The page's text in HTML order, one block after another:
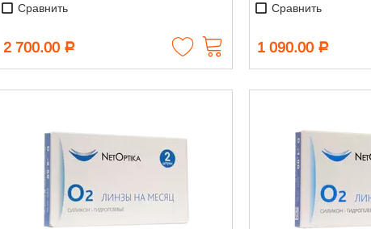
Сравнить
2 700.00 Р
Сравнить
1 090.00 Р